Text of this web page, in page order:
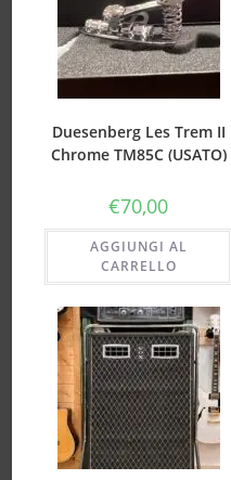
Duesenberg Les Trem II
Chrome TM85C (USATO)
€70,00
AGGIUNGI AL
CARRELLO